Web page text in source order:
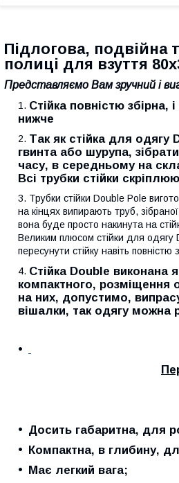
Підлогова, подвійна
полиці для взуття
Представляємо Вам зручний і
Стійка повністю
нижче
Так як стійка для одягу
гвинта або шурупа,
часу, в середньому на
Всі трубки стійки
Трубки стійки Double Pole
на кінцях випирають труб,
вона буде просто накинута на
Великим плюсом стійки для одягу
пересунути стійку навіть
Стійка Double
компактного, розміщення
на них, допустимо,
вішалки, так одягу можна
Досить габаритна, для
Компактна, в глибину,
Має легкий вага;